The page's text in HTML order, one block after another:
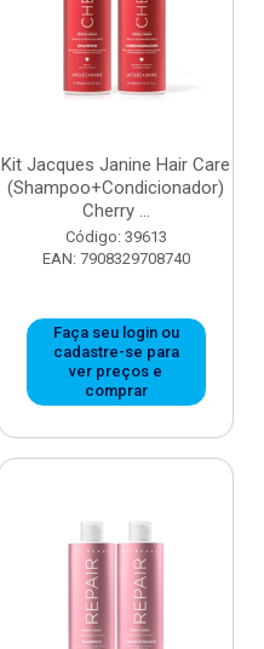
Kit Jacques Janine Hair Care
(Shampoo+Condicionador)
Cherry ...
Código: 39613
EAN: 7908329708740
Faça seu login ou
cadastre-se para
ver preços e
comprar